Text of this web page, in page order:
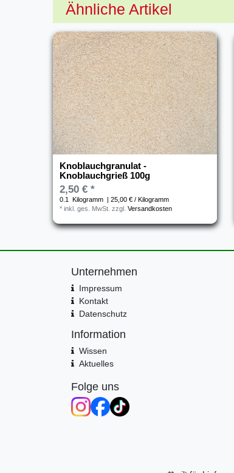
Ähnliche Artikel
Knoblauchgranulat -
Knoblauchgrieß 100g
2,50 € *
0.1 Kilogramm
| 25,00 € / Kilogramm
*inkl. ges. MwSt. zzgl.Versandkosten
Unternehmen
Impressum
Kontakt
Datenschutz
Information
Wissen
Aktuelles
Folge uns